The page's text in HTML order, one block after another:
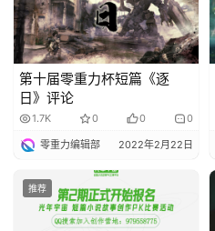
第十届零重力杯短篇《逐
日》评论
1.7K 0 0 0
零重力编辑部 2022年2月22日
推荐